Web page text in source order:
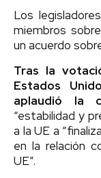
Los
miembros
un acuerdo
Tras la
Estados
aplaudió la
“estabilidad y
a la UE a
en la relación
UE”.